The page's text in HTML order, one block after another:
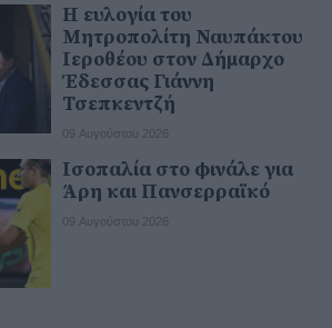
Η ευλογία του
Μητροπολίτη Ναυπάκτου
Ιεροθέου στον Δήμαρχο
Έδεσσας Γιάννη
Τσεπκεντζή
09 Αυγούστου 2026
Ισοπαλία στο φινάλε για
Άρη και Πανσερραϊκό
09 Αυγούστου 2026